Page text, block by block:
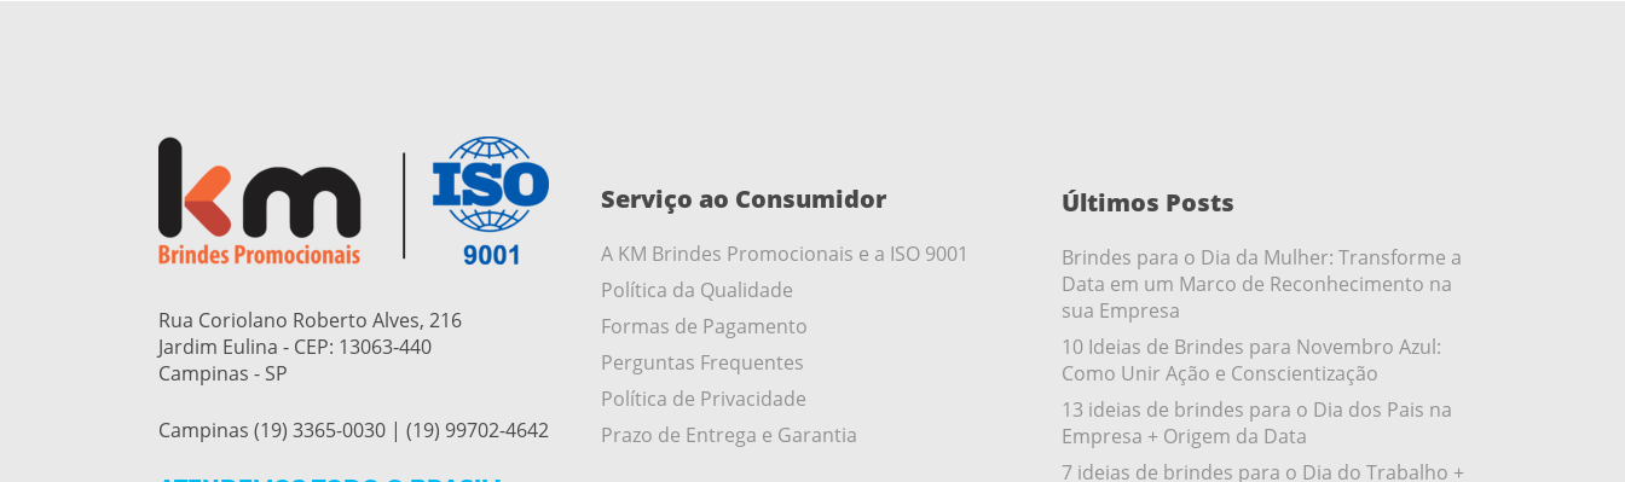
Rua Coriolano Roberto Alves, 216
Jardim Eulina - CEP: 13063-440
Campinas - SP
Campinas (19) 3365-0030 | (19) 99702-4642
Serviço ao Consumidor
A KM Brindes Promocionais e a ISO 9001
Política da Qualidade
Formas de Pagamento
Perguntas Frequentes
Política de Privacidade
Prazo de Entrega e Garantia
Últimos Posts
Brindes para o Dia da Mulher: Transforme a
Data em um Marco de Reconhecimento na
sua Empresa
10 Ideias de Brindes para Novembro Azul:
Como Unir Ação e Conscientização
13 ideias de brindes para o Dia dos Pais na
Empresa + Origem da Data
7 ideias de brindes para o Dia do Trabalho +